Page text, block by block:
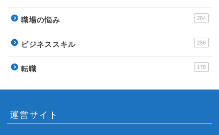
職場の悩み 284
ビジネススキル 256
転職 178
運営サイト